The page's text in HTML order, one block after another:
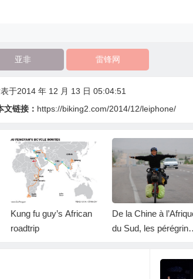
亚非 雷锋网
于2014 年 12 月 13 日 05:04:51
文链接： https://biking2.com/2014/12/leiphone/
Kung fu guy’s African
roadtrip
De la Chine à l’Afrique
du Sud, les pérégrinati